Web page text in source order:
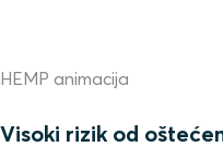
HEMP animacija
Visoki rizik od